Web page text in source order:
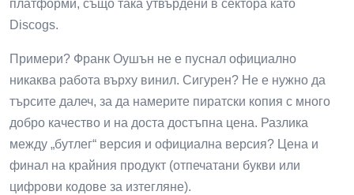
платформи, също така утвърдени в сектора като
Discogs.
Примери? Франк Оушън не е пуснал официално
никаква работа върху винил. Сигурен? Не е нужно да
търсите далеч, за да намерите пиратски копия с много
добро качество и на доста достъпна цена. Разлика
между „бутлег“ версия и официална версия? Цена и
финал на крайния продукт (отпечатани букви или
цифрови кодове за изтегляне).